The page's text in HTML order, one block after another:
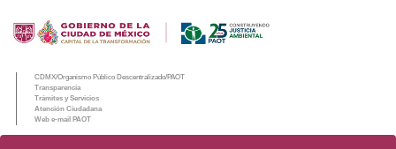
CDMX/Organismo Público Descentralizado/PAOT
Transparencia
Trámites y Servicios
Atención Ciudadana
Web e-mail PAOT